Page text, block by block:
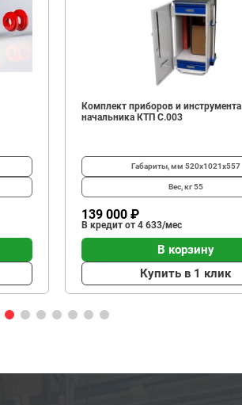
Комплект приборов и инструмента
начальника КТП C.003
Габариты, мм 520х1021х557
Вес, кг55
139 000 ₽
В кредит от 4 633/мес
В корзину
Купить в 1 клик